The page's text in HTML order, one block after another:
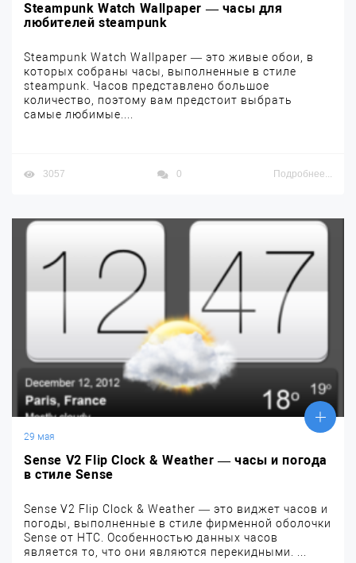
Steampunk Watch Wallpaper — часы для
любителей steampunk
Steampunk Watch Wallpaper — это живые обои, в
которых собраны часы, выполненные в стиле
steampunk. Часов представлено большое
количество, поэтому вам предстоит выбрать
самые любимые....
3057 0 Подробнее...
29 мая
Sense V2 Flip Clock & Weather — часы и погода
в стиле Sense
Sense V2 Flip Clock & Weather — это виджет часов и
погоды, выполненные в стиле фирменной оболочки
Sense от HTC. Особенностью данных часов
является то, что они являются перекидными. ...